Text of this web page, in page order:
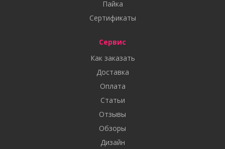
Пайка
Сертификаты
Сервис
Как заказать
Доставка
Оплата
Статьи
Отзывы
Обзоры
Дизайн